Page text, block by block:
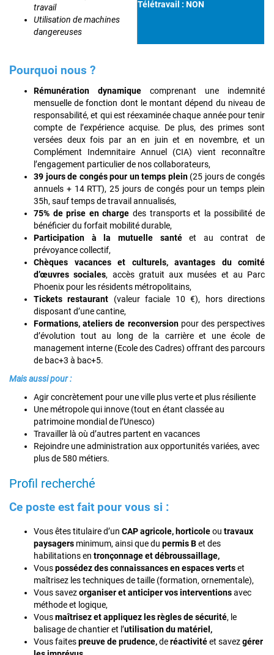
travail
Utilisation de machines
dangereuses
Télétravail : NON
Pourquoi nous ?
Rémunération dynamique comprenant une indemnité
mensuelle de fonction dont le montant dépend du niveau de
responsabilité, et qui est réexaminée chaque année pour tenir
compte de l’expérience acquise. De plus, des primes sont
versées deux fois par an en juin et en novembre, et un
Complément Indemnitaire Annuel (CIA) vient reconnaître
l’engagement particulier de nos collaborateurs,
39 jours de congés pour un temps plein (25 jours de congés
annuels + 14 RTT), 25 jours de congés pour un temps plein
35h, sauf temps de travail annualisés,
75% de prise en charge des transports et la possibilité de
bénéficier du forfait mobilité durable,
Participation à la mutuelle santéet au contrat de
prévoyance collectif,
Chèques vacances et culturels, avantages du comité
d’œuvres sociales, accès gratuit aux musées et au Parc
Phoenix pour les résidents métropolitains,
Tickets restaurant (valeur faciale 10 €), hors directions
disposant d’une cantine,
Formations, ateliers de reconversionpour des perspectives
d’évolution tout au long de la carrière et une école de
management interne (Ecole des Cadres) offrant des parcours
de bac+3 à bac+5.
Mais aussi pour :
Agir concrètement pour une ville plus verte et plus résiliente
Une métropole qui innove (tout en étant classée au
patrimoine mondial de l’Unesco)
Travailler là où d’autres partent en vacances
Rejoindre une administration aux opportunités variées, avec
plus de 580 métiers.
Profil recherché
Ce poste est fait pour vous si :
Vous êtes titulaire d’un CAP agricole, horticoleou travaux
paysagers minimum, ainsi que du permis Bet des
habilitations en tronçonnage et débroussaillage,
Vouspossédez des connaissances en espaces vertset
maîtrisez les techniques de taille (formation, ornementale),
Vous savezorganiser et anticiper vos interventionsavec
méthode et logique,
Vousmaîtrisez et appliquez les règles de sécurité, le
balisage de chantier et l’utilisation du matériel,
Vous faitespreuve de prudence,deréactivitéet savezgérer